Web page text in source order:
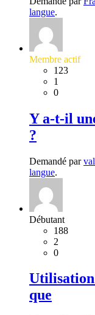
langue.
Membre actif
123
1
0
Y a-t-il
?
Demandé par
langue.
Débutant
188
2
0
que